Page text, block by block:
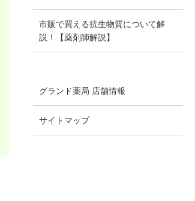
市販で買える抗生物質について解
説！【薬剤師解説】
グランド薬局 店舗情報
サイトマップ